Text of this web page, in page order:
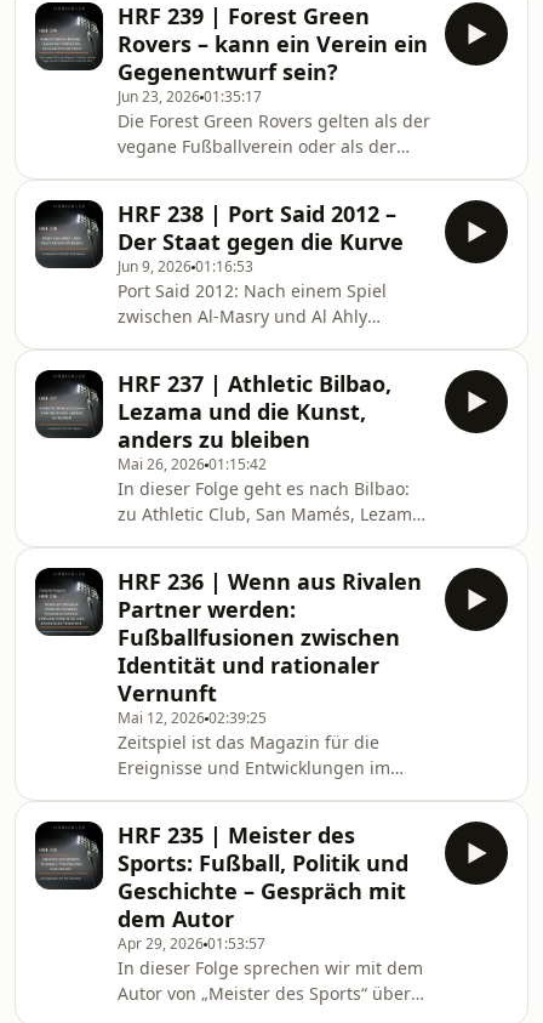
Supporters Groups und bei großen
Events. Und trotzdem wird dieser
Fußball immer wieder so behandelt,
als müsse er erst noch beweisen,
dass er wirklich zählt. In dieser Folge
spricht Nick mit Philipp Gollner über
Soccer in America, europäische
Missverständnisse, Franchise-System
HRF 239 | Forest Green
Rovers – kann ein Verein ein
Gegenentwurf sein?
Jun 23, 202601:35:17
Die Forest Green Rovers gelten als der
vegane Fußballverein oder als der
steckt mehr. In dieser Folge spreche
ich mit René und Julian von den
Forest Green Devils über einen
kleinen englischen Klub aus
Nailsworth, über veganes
Stadionessen, Fankultur,
Nachhaltigkeit, Dale Vince,
Wappenfragen und die größere
Frage: Kann ein Fu
HRF 238 | Port Said 2012 –
Der Staat gegen die Kurve
Jun 9, 202601:16:53
Port Said 2012: Nach einem Spiel
zwischen Al-Masry und Al Ahly
Geschichte über Stadiongewalt. Mit
Sofian Philip Naceur sprechen wir
über ägyptische Ultras, die Revolution
von 2011, staatliche Gewalt,
Repression und die Frage, warum
organisierte Fankultur für einen
autoritären Staat gefährlich werden
kann.
HRF 237 | Athletic Bilbao,
Lezama und die Kunst,
anders zu bleiben
Mai 26, 202601:15:42
In dieser Folge geht es nach Bilbao:
zu Athletic Club, San Mamés, Lezama
wirkt. Mit Dirk sprechen wir über
baskische Identität, Sprache,
Stadionkultur, Talentförderung, den
Copa-del-Rey-Sieg 2024 und den
kommenden Neustart mit Edin Terzić.
HRF 236 | Wenn aus Rivalen
Partner werden:
Fußballfusionen zwischen
Identität und rationaler
Vernunft
Mai 12, 202602:39:25
Zeitspiel ist das Magazin für die
Ereignisse und Entwicklungen im
Berücksichtigung finden. Wir blicken
einerseits zurück auf die „gute alte
Zeit“, ohne zu verklären, begleiten
andererseits den Fußball aber auch
aktiv auf seinem Weg in die
Gegenwart. Weniger wichtig sind uns
Bundesliga und Champions League,
HRF 235 | Meister des
Sports: Fußball, Politik und
Geschichte – Gespräch mit
dem Autor
Apr 29, 202601:53:57
In dieser Folge sprechen wir mit dem
Autor von „Meister des Sports“ über